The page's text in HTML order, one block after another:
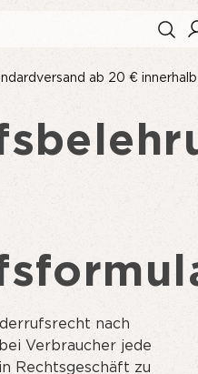
ab 20 €
Alles löschen
Alle anzeigen
nach
Verbraucher jede
Rechtsgeschäft zu